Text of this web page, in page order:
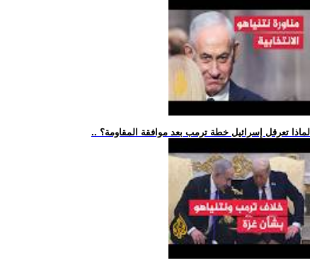
.. لماذا تعرقل إسرائيل خطة ترمب بعد موافقة المقاومة؟